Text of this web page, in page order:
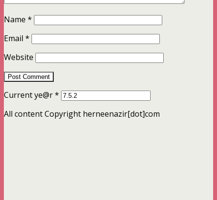
Name *
Email *
Website
Current ye@r*
All content Copyright herneenazir[dot]com